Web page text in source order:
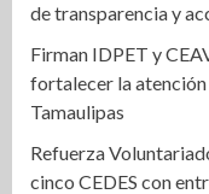
de transparencia y
Firman IDPET y
fortalecer la atención
Tamaulipas
Refuerza
cinco CEDES con